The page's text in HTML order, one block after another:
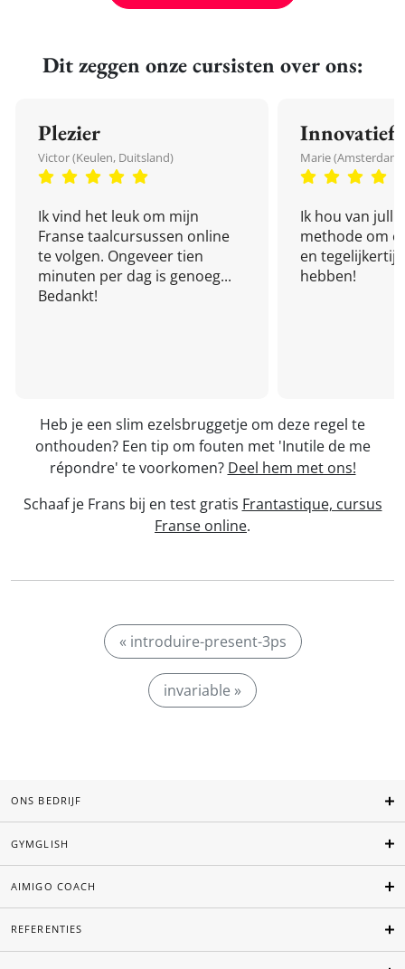
Dit zeggen onze cursisten over ons:
Plezier
Victor (Keulen, Duitsland)
Ik vind het leuk om mijn
Franse taalcursussen online
te volgen. Ongeveer tien
minuten per dag is genoeg...
Bedankt!
Innovatief
Marie
Ik hou van
methode om
en
hebben!
Heb je een slim ezelsbruggetje om deze regel te
onthouden? Een tip om fouten met 'Inutile de me
répondre' te voorkomen? Deel hem met ons!
Schaaf je Frans bij en test gratis Frantastique, cursus
Franse online.
« introduire-present-3ps
invariable »
ONS BEDRIJF
GYMGLISH
AIMIGO COACH
REFERENTIES